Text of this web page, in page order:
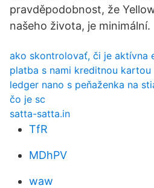
pravděpodobnost, že
našeho života, je minimální.
ako skontrolovať, či je aktívna
platba s nami kreditnou kartou
ledger nano s peňaženka na
čo je sc
satta-satta.in
TfR
MDhPV
waw